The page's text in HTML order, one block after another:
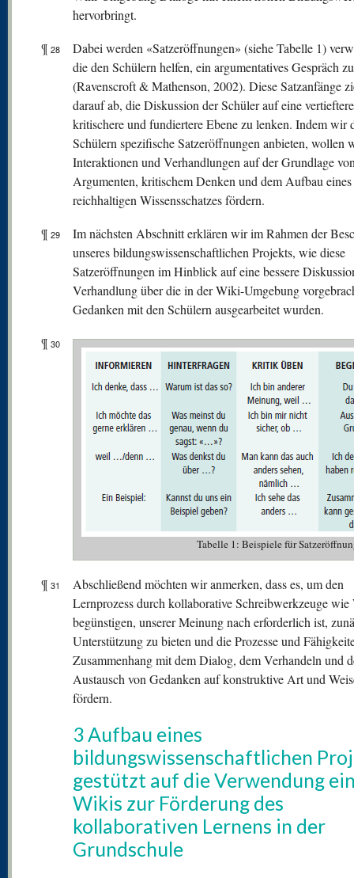
hervorbringt.
¶ 28
Dabei werden «Satzeröffnungen» (siehe Tabelle 1)
die den Schülern helfen, ein argumentatives Gespräch
(Ravenscroft & Mathenson, 2002). Diese Satzanfänge
darauf ab, die Diskussion der Schüler auf eine
kritischere und fundiertere Ebene zu lenken. Indem wir
Schülern spezifische Satzeröffnungen anbieten, wollen
Interaktionen und Verhandlungen auf der Grundlage
Argumenten, kritischem Denken und dem Aufbau eines
reichhaltigen Wissensschatzes fördern.
¶ 29
Im nächsten Abschnitt erklären wir im Rahmen der
unseres bildungswissenschaftlichen Projekts, wie diese
Satzeröffnungen im Hinblick auf eine bessere
Verhandlung über die in der Wiki-Umgebung
Gedanken mit den Schülern ausgearbeitet wurden.
¶ 30
Tabelle 1: Beispiele für
¶ 31
Abschließend möchten wir anmerken, dass es, um den
Lernprozess durch kollaborative Schreibwerkzeuge
begünstigen, unserer Meinung nach erforderlich ist,
Unterstützung zu bieten und die Prozesse und
Zusammenhang mit dem Dialog, dem Verhandeln und
Austausch von Gedanken auf konstruktive Art und
fördern.
3 Aufbau eines
bildungswissenschaftlichen
gestützt auf die Verwendung
Wikis zur Förderung des
kollaborativen Lernens in der
Grundschule